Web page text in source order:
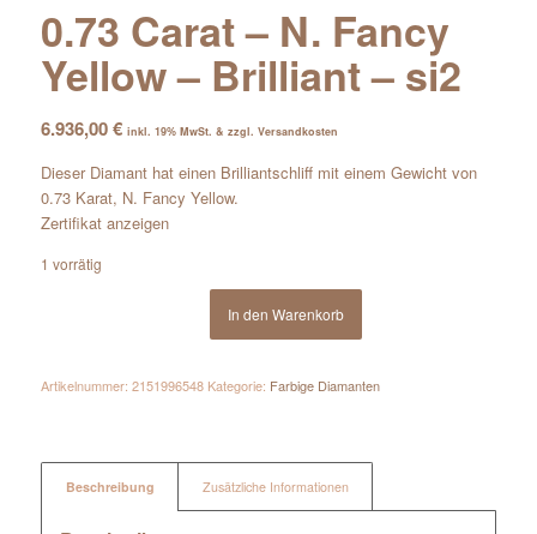
0.73 Carat – N. Fancy
Yellow – Brilliant – si2
6.936,00€ inkl. 19% MwSt. & zzgl. Versandkosten
Dieser Diamant hat einen Brilliantschliff mit einem Gewicht von
0.73 Karat, N. Fancy Yellow.
Zertifikat anzeigen
1 vorrätig
In den Warenkorb
Artikelnummer: 2151996548 Kategorie: Farbige Diamanten
Beschreibung Zusätzliche Informationen